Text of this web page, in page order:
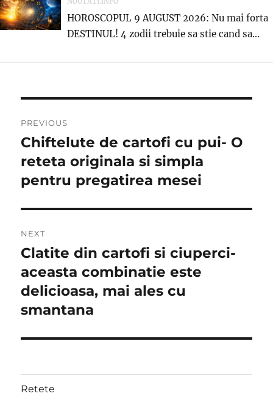
HOROSCOPUL 9 AUGUST 2026: Nu mai forta
DESTINUL! 4 zodii trebuie sa stie cand sa...
navigation
PREVIOUS
Previous
post:
Chiftelute de cartofi cu pui- O
reteta originala si simpla
pentru pregatirea mesei
NEXT
Next
post:
Clatite din cartofi si ciuperci-
aceasta combinatie este
delicioasa, mai ales cu
smantana
Retete